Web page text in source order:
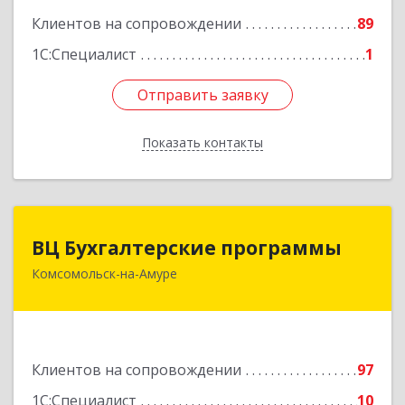
Клиентов на сопровождении
89
1С:Специалист
1
Отправить заявку
Показать контакты
Подробнее
Отправить заявку
Назад
ВЦ Бухгалтерские программы
Комсомольск-на-Амуре
Клиентов на сопровождении
97
1С:Специалист
10
681000, Хабаровский край, Комсомольск-на-